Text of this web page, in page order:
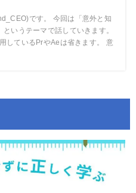
です。 今回は「意外と知
いうテーマで話していきます。
しているPrやAeは省きます。 意